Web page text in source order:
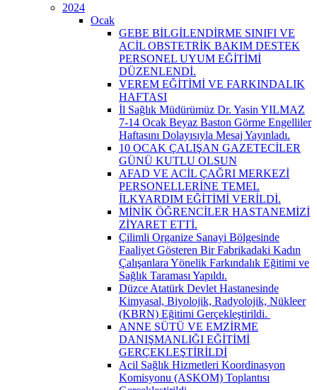
2024
Ocak
GEBE BİLGİLENDİRME SINIFI VE
ACİL OBSTETRİK BAKIM DESTEK
PERSONEL UYUM EĞİTİMİ
DÜZENLENDİ.
VEREM EĞİTİMİ VE FARKINDALIK
HAFTASI
İl Sağlık Müdürümüz Dr. Yasin YILMAZ
7-14 Ocak Beyaz Baston Görme Engelliler
Haftasını Dolayısıyla Mesaj Yayınladı.
10 OCAK ÇALIŞAN GAZETECİLER
GÜNÜ KUTLU OLSUN
AFAD VE ACİL ÇAĞRI MERKEZİ
PERSONELLERİNE TEMEL
İLKYARDIM EĞİTİMİ VERİLDİ.
MİNİK ÖĞRENCİLER HASTANEMİZİ
ZİYARET ETTİ.
Çilimli Organize Sanayi Bölgesinde
Faaliyet Gösteren Bir Fabrikadaki Kadın
Çalışanlara Yönelik Farkındalık Eğitimi ve
Sağlık Taraması Yapıldı.
Düzce Atatürk Devlet Hastanesinde
Kimyasal, Biyolojik, Radyolojik, Nükleer
(KBRN) Eğitimi Gerçekleştirildi. ​
ANNE SÜTÜ VE EMZİRME
DANIŞMANLIĞI EĞİTİMİ
GERÇEKLEŞTİRİLDİ
Acil Sağlık Hizmetleri Koordinasyon
Komisyonu (ASKOM) Toplantısı